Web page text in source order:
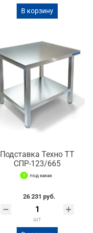
В корзину
Подставка Техно ТТ
СПР-123/665
под заказ
26 231 руб.
шт